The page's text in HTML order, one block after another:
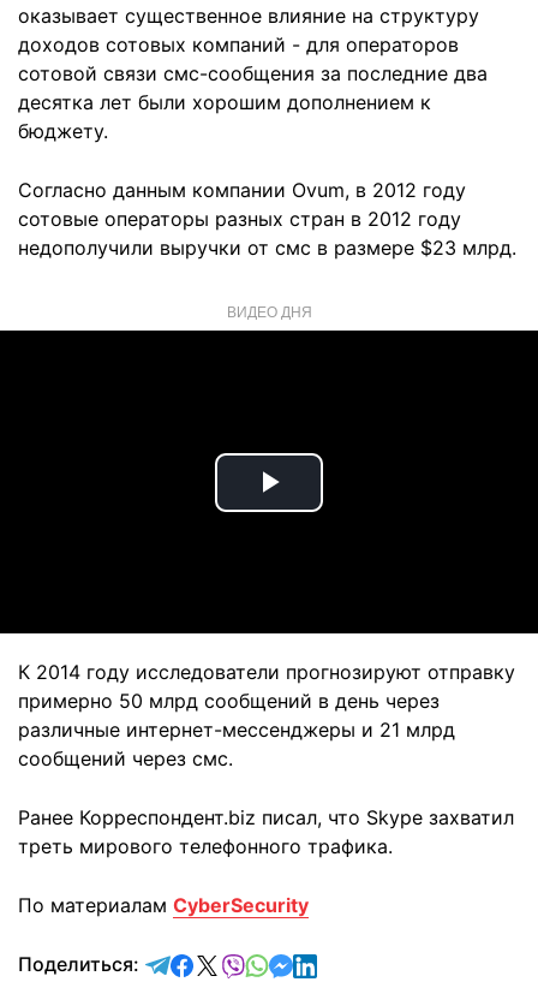
оказывает существенное влияние на структуру
доходов сотовых компаний - для операторов
сотовой связи смс-сообщения за последние два
десятка лет были хорошим дополнением к
бюджету.
Согласно данным компании Ovum, в 2012 году
сотовые операторы разных стран в 2012 году
недополучили выручки от смс в размере $23 млрд.
ВИДЕО ДНЯ
Play
К 2014 году исследователи прогнозируют отправку
примерно 50 млрд сообщений в день через
различные интернет-мессенджеры и 21 млрд
сообщений через смс.
Ранее Корреспондент.biz писал, что Skype захватил
треть мирового телефонного трафика.
По материалам CyberSecurity
Поделиться: отправить в Telegram
поделиться в Facebook
поделиться в X
отправить в Viber
отправить в Whatsapp
отправить в Messenger
отправить в LinkedIn